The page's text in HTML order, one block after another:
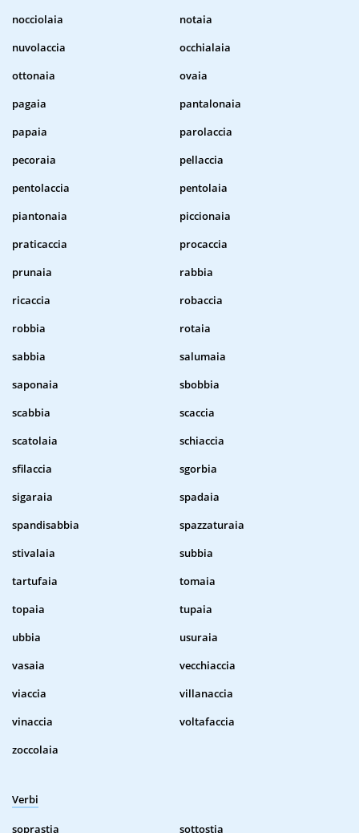
nocciolaia
notaia
nuvolaccia
occhialaia
ottonaia
ovaia
pagaia
pantalonaia
papaia
parolaccia
pecoraia
pellaccia
pentolaccia
pentolaia
piantonaia
piccionaia
praticaccia
procaccia
prunaia
rabbia
ricaccia
robaccia
robbia
rotaia
sabbia
salumaia
saponaia
sbobbia
scabbia
scaccia
scatolaia
schiaccia
sfilaccia
sgorbia
sigaraia
spadaia
spandisabbia
spazzaturaia
stivalaia
subbia
tartufaia
tomaia
topaia
tupaia
ubbia
usuraia
vasaia
vecchiaccia
viaccia
villanaccia
vinaccia
voltafaccia
zoccolaia
Verbi
soprastia sottostia